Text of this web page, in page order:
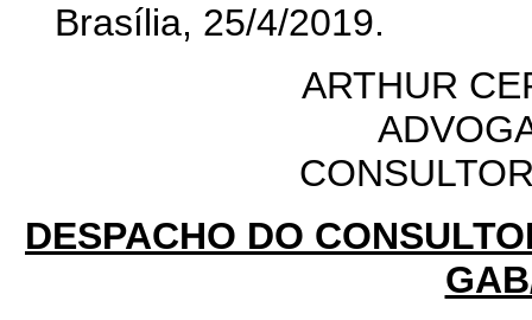
Brasília, 25/4/2019.
ARTHUR
DESPACHO DO